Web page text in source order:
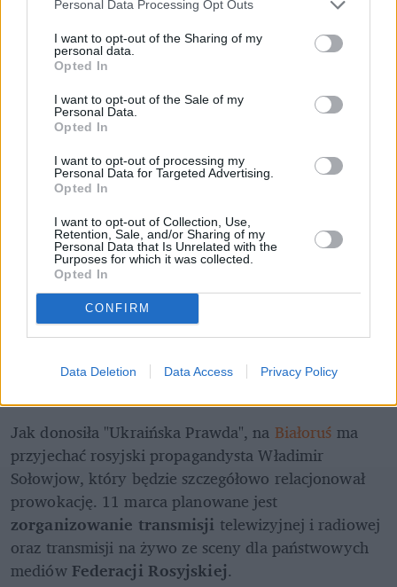
Personal Data Processing Opt Outs
I want to opt-out of the Sharing of my
personal data.
Opted In
I want to opt-out of the Sale of my
Personal Data.
Opted In
I want to opt-out of processing my
Personal Data for Targeted Advertising.
Opted In
I want to opt-out of Collection, Use,
Retention, Sale, and/or Sharing of my
Personal Data that Is Unrelated with the
Purposes for which it was collected.
Opted In
CONFIRM
Data Deletion Data Access Privacy Policy
Celem Kremla jest wywołanie negatywnych
nastrojów na Białorusi w stosunku do Ukraińców, co
w efekcie ma doprowadzić do zapewnienia pełnego
udziału sił zbrojnych Białorusi
Putina. – Przypominamy, że Ukraina nie prowadzi
żadnych operacji wojskowych na terytorium
Białorusi – zaznaczył ukraiński wywiad.
Jak donosiła "Ukraińska Prawda", na Białoruś ma
przyjechać rosyjski propagandysta Władimir
Sołowjow, który będzie szczegółowo relacjonował
prowokację. 11 marca planowane jest
zorganizowanie transmisji telewizyjnej i radiowej
oraz transmisji na żywo ze sceny dla państwowych
mediów Federacji Rosyjskiej.